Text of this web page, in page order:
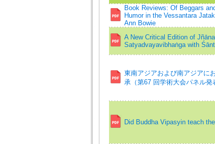
Book Reviews: Of Beggars
Humor in the Vessantara
Ann Bowie
A New Critical Edition of
Satyadvayavibhaṅga with
東南アジアおよび南アジアに
承（第67 回学術大会パネル発
Did Buddha Vipasyin teach